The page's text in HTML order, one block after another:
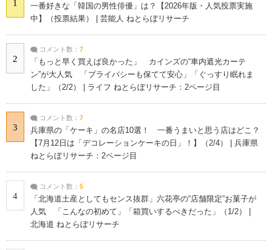
1
一番好きな「韓国の男性俳優」は？【2026年版・人気投票実施
中】（投票結果） | 芸能人 ねとらぼリサーチ
2
コメント数： 7
「もっと早く買えば良かった」 カインズの“車内遮光カーテ
ン”が大人気 「プライバシーも保てて安心」「ぐっすり眠れま
した」（2/2） | ライフ ねとらぼリサーチ：2ページ目
3
コメント数： 7
兵庫県の「ケーキ」の名店10選！ 一番うまいと思う店はどこ？
【7月12日は「デコレーションケーキの日」！】（2/4） | 兵庫県
ねとらぼリサーチ：2ページ目
4
コメント数： 5
「北海道土産としてもセンス抜群」六花亭の“店舗限定”お菓子が
人気 「こんなの初めて」「箱買いするべきだった」（1/2） |
北海道 ねとらぼリサーチ